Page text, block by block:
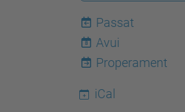
Passat
8
Avui
Properament
iCal